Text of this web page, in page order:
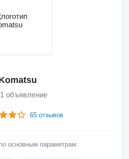
объявление
65 отзывов
основным параметрам: